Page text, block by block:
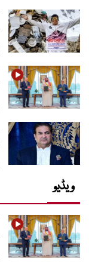
ویڈیو